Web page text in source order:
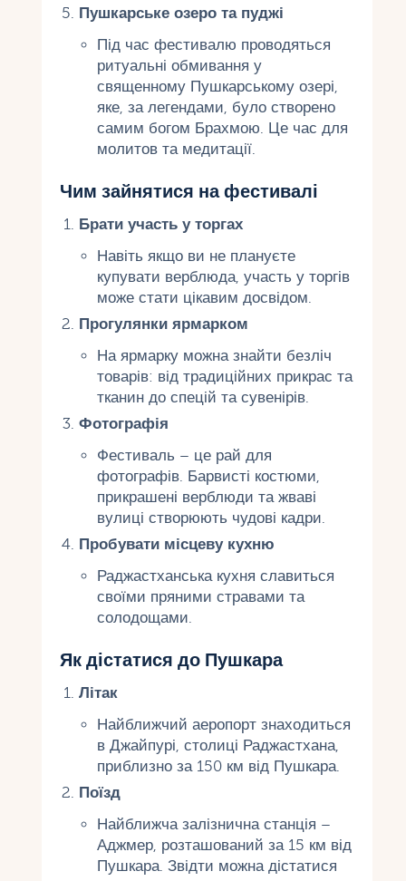
Пушкарське озеро та пуджі
Під час фестивалю проводяться
ритуальні обмивання у
священному Пушкарському озері,
яке, за легендами, було створено
самим богом Брахмою. Це час для
молитов та медитації.
Чим зайнятися на фестивалі
Брати участь у торгах
Навіть якщо ви не плануєте
купувати верблюда, участь у торгів
може стати цікавим досвідом.
Прогулянки ярмарком
На ярмарку можна знайти безліч
товарів: від традиційних прикрас та
тканин до спецій та сувенірів.
Фотографія
Фестиваль – це рай для
фотографів. Барвисті костюми,
прикрашені верблюди та жваві
вулиці створюють чудові кадри.
Пробувати місцеву кухню
Раджастханська кухня славиться
своїми пряними стравами та
солодощами.
Як дістатися до Пушкара
Літак
Найближчий аеропорт знаходиться
в Джайпурі, столиці Раджастхана,
приблизно за 150 км від Пушкара.
Поїзд
Найближча залізнична станція –
Аджмер, розташований за 15 км від
Пушкара. Звідти можна дістатися